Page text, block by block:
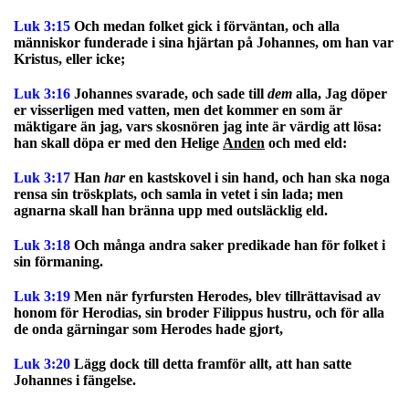
Luk 3:15 Och medan folket gick i förväntan, och alla
människor funderade i sina hjärtan på Johannes, om han var
Kristus, eller icke;
Luk 3:16 Johannes svarade, och sade till dem alla, Jag döper
er visserligen med vatten, men det kommer en som är
mäktigare än jag, vars skosnören jag inte är värdig att lösa:
han skall döpa er med den Helige Anden och med eld:
Luk 3:17 Han haren kastskovel i sin hand, och han ska noga
rensa sin tröskplats, och samla in vetet i sin lada; men
agnarna skall han bränna upp med outsläcklig eld.
Luk 3:18 Och många andra saker predikade han för folket i
sin förmaning.
Luk 3:19 Men när fyrfursten Herodes, blev tillrättavisad av
honom för Herodias, sin broder Filippus hustru, och för alla
de onda gärningar som Herodes hade gjort,
Luk 3:20 Lägg dock till detta framför allt, att han satte
Johannes i fängelse.